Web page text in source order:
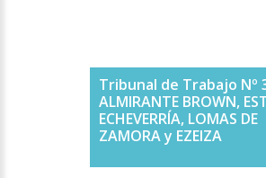
Tribunal de Trabajo Nº
ALMIRANTE BROWN,
ECHEVERRÍA, LOMAS DE
ZAMORA y EZEIZA